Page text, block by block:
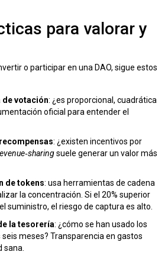
para valorar y
o participar en una DAO, sigue estos
votación: ¿es proporcional, cuadrática
oficial para entender el
: ¿existen incentivos por
suele generar un valor más
de tokens: usa herramientas de cadena
la concentración. Si el 20% superior
suministro, el riesgo de captura es alto.
la tesorería: ¿cómo se han usado los
meses? Transparencia en gastos
sana.